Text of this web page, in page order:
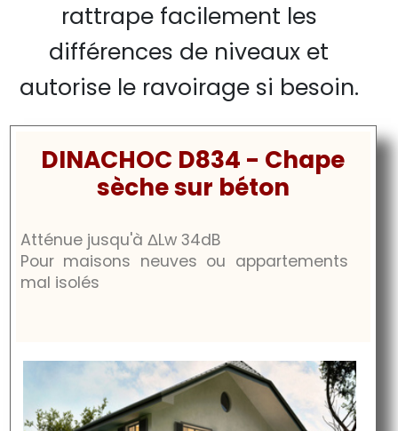
rattrape facilement les
différences de niveaux et
autorise le ravoirage si besoin.
DINACHOC D834 - Chape
sèche sur béton
Atténue jusqu'àΔLw 34dB
Pour maisons neuves ou appartements
mal isolés